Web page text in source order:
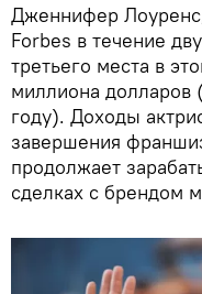
Дженнифер
Forbes в течение
третьего места в
миллиона
году). Доходы
завершения
продолжает
сделках с брендом